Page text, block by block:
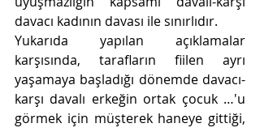
davacı kadının davası ile sınırlıdır.
Yukarıda yapılan açıklamalar
karşısında, tarafların fiilen ayrı
yaşamaya başladığı dönemde davacı-
karşı davalı erkeğin ortak çocuk …'u
görmek için müşterek haneye gittiği,